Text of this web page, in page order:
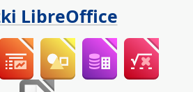
LibreOffice